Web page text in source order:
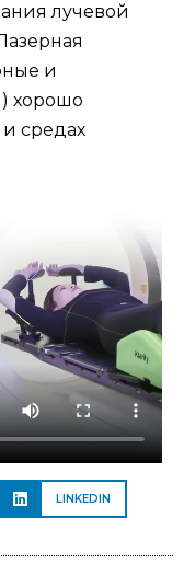
лучевой
и
хорошо
и средах
LINKEDIN